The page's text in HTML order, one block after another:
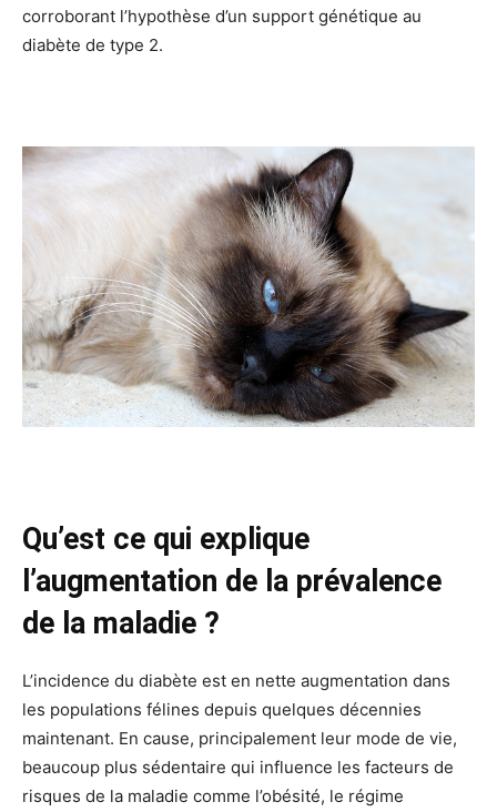
corroborant l’hypothèse d’un support génétique au
diabète de type 2.
Qu’est ce qui explique
l’augmentation de la prévalence
de la maladie ?
L’incidence du diabète est en nette augmentation dans
les populations félines depuis quelques décennies
maintenant. En cause, principalement leur mode de vie,
beaucoup plus sédentaire qui influence les facteurs de
risques de la maladie comme l’obésité, le régime